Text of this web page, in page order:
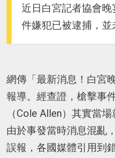
近日白宮記者協會
件嫌犯已被逮捕，並
網傳「最新消息！白宮
報導。經查證，槍擊事
（Cole Allen）其實當
由於事發當時消息混亂
誤報，各國媒體引用到